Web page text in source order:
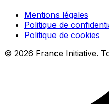
Mentions légales
Politique de
Politique de cookies
© 2026 France Initiative.